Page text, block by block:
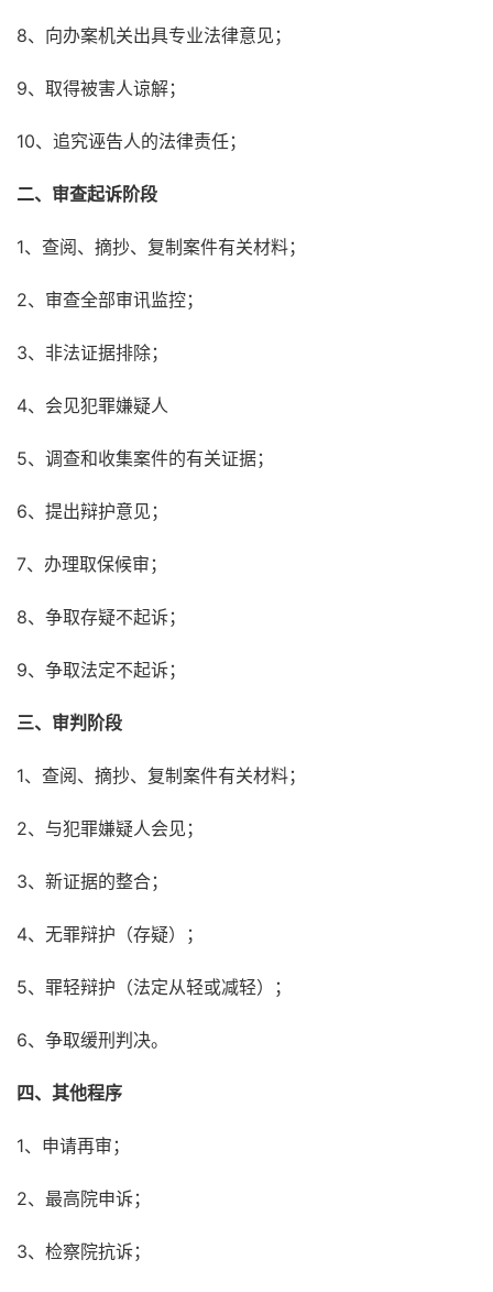
8、向办案机关出具专业法律意见；
9、取得被害人谅解；
10、追究诬告人的法律责任；
二、审查起诉阶段
1、查阅、摘抄、复制案件有关材料；
2、审查全部审讯监控；
3、非法证据排除；
4、会见犯罪嫌疑人
5、调查和收集案件的有关证据；
6、提出辩护意见；
7、办理取保候审；
8、争取存疑不起诉；
9、争取法定不起诉；
三、审判阶段
1、查阅、摘抄、复制案件有关材料；
2、与犯罪嫌疑人会见；
3、新证据的整合；
4、无罪辩护（存疑）；
5、罪轻辩护（法定从轻或减轻）；
6、争取缓刑判决。
四、其他程序
1、申请再审；
2、最高院申诉；
3、检察院抗诉；